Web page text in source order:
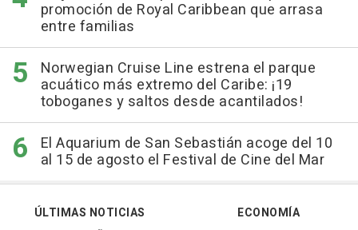
promoción de Royal Caribbean que arrasa
entre familias
Norwegian Cruise Line estrena el parque
acuático más extremo del Caribe: ¡19
toboganes y saltos desde acantilados!
El Aquarium de San Sebastián acoge del 10
al 15 de agosto el Festival de Cine del Mar
ÚLTIMAS NOTICIAS
ECONOMÍA